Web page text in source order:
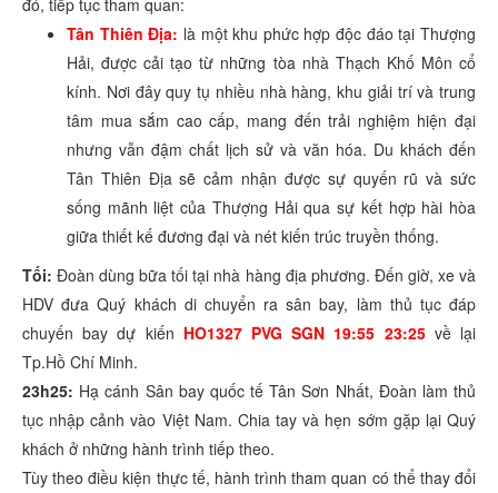
Tân Thiên Địa: là một khu phức hợp độc đáo tại Thượng
Hải, được cải tạo từ những tòa nhà Thạch Khố Môn cổ
kính. Nơi đây quy tụ nhiều nhà hàng, khu giải trí và trung
tâm mua sắm cao cấp, mang đến trải nghiệm hiện đại
nhưng vẫn đậm chất lịch sử và văn hóa. Du khách đến
Tân Thiên Địa sẽ cảm nhận được sự quyến rũ và sức
sống mãnh liệt của Thượng Hải qua sự kết hợp hài hòa
giữa thiết kế đương đại và nét kiến trúc truyền thống.
Tối: Đoàn dùng bữa tối tại nhà hàng địa phương. Đến giờ, xe và
HDV đưa Quý khách di chuyển ra sân bay, làm thủ tục đáp
chuyến bay dự kiến HO1327 PVG SGN 19:55 23:25 về lại
Tp.Hồ Chí Minh.
23h25: Hạ cánh Sân bay quốc tế Tân Sơn Nhất, Đoàn làm thủ
tục nhập cảnh vào Việt Nam. Chia tay và hẹn sớm gặp lại Quý
khách ở những hành trình tiếp theo.
Tùy theo điều kiện thực tế, hành trình tham quan có thể thay đổi